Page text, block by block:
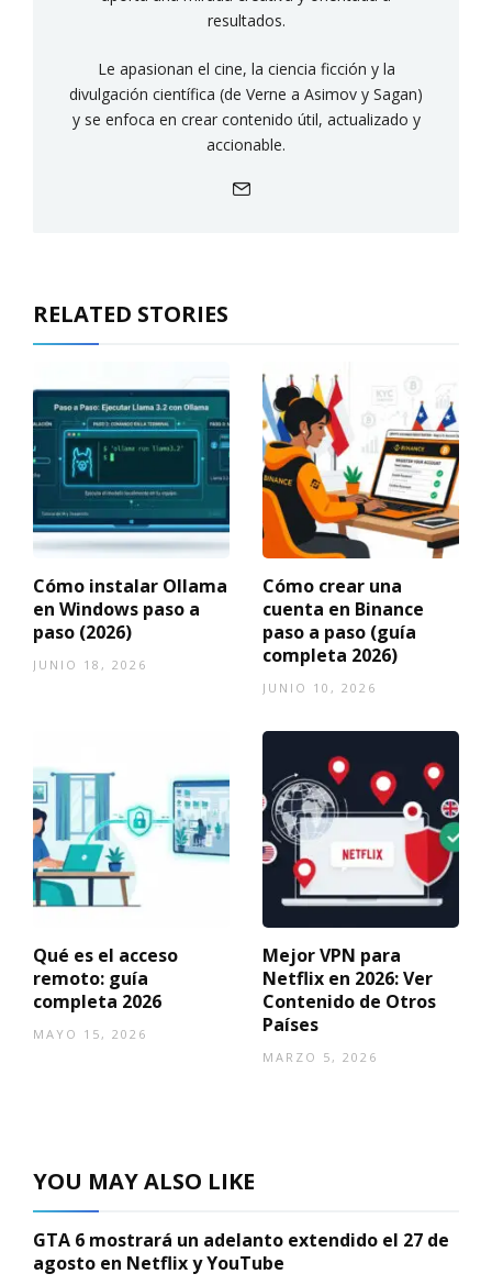
resultados.
Le apasionan el cine, la ciencia ficción y la
divulgación científica (de Verne a Asimov y Sagan)
y se enfoca en crear contenido útil, actualizado y
accionable.
RELATED STORIES
Cómo instalar Ollama
en Windows paso a
paso (2026)
JUNIO 18, 2026
Cómo crear una
cuenta en Binance
paso a paso (guía
completa 2026)
JUNIO 10, 2026
Qué es el acceso
remoto: guía
completa 2026
MAYO 15, 2026
Mejor VPN para
Netflix en 2026: Ver
Contenido de Otros
Países
MARZO 5, 2026
YOU MAY ALSO LIKE
GTA 6 mostrará un adelanto extendido el 27 de
agosto en Netflix y YouTube